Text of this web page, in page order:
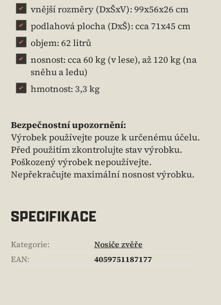
vnější rozměry (DxŠxV): 99x56x26 cm
podlahová plocha (DxŠ): cca 71x45 cm
objem: 62 litrů
nosnost: cca 60 kg (v lese), až 120 kg (na
sněhu a ledu)
hmotnost: 3,3 kg
Bezpečnostní upozornění:
Výrobek používejte pouze k určenému účelu.
Před použitím zkontrolujte stav výrobku.
Poškozený výrobek nepoužívejte.
Nepřekračujte maximální nosnost výrobku.
SPECIFIKACE
Kategorie:
Nosiče zvěře
EAN: 4059751187177